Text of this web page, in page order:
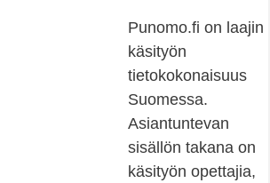
Punomo.fi on laajin
käsityön
tietokokonaisuus
Suomessa.
Asiantuntevan
sisällön takana on
käsityön opettajia,